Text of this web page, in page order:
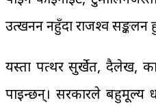
उत्खनन नहुँदा राजश्व
यस्ता पत्थर सुर्खेत, दैलेख,
पाइन्छन्। सरकारले बहुमूल्य